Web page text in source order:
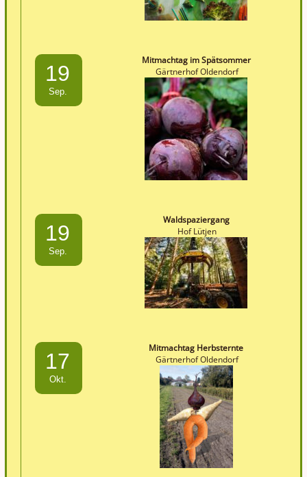
19
Sep.
Mitmachtag im Spätsommer
Gärtnerhof Oldendorf
19
Sep.
Waldspaziergang
Hof Lütjen
17
Okt.
Mitmachtag Herbsternte
Gärtnerhof Oldendorf